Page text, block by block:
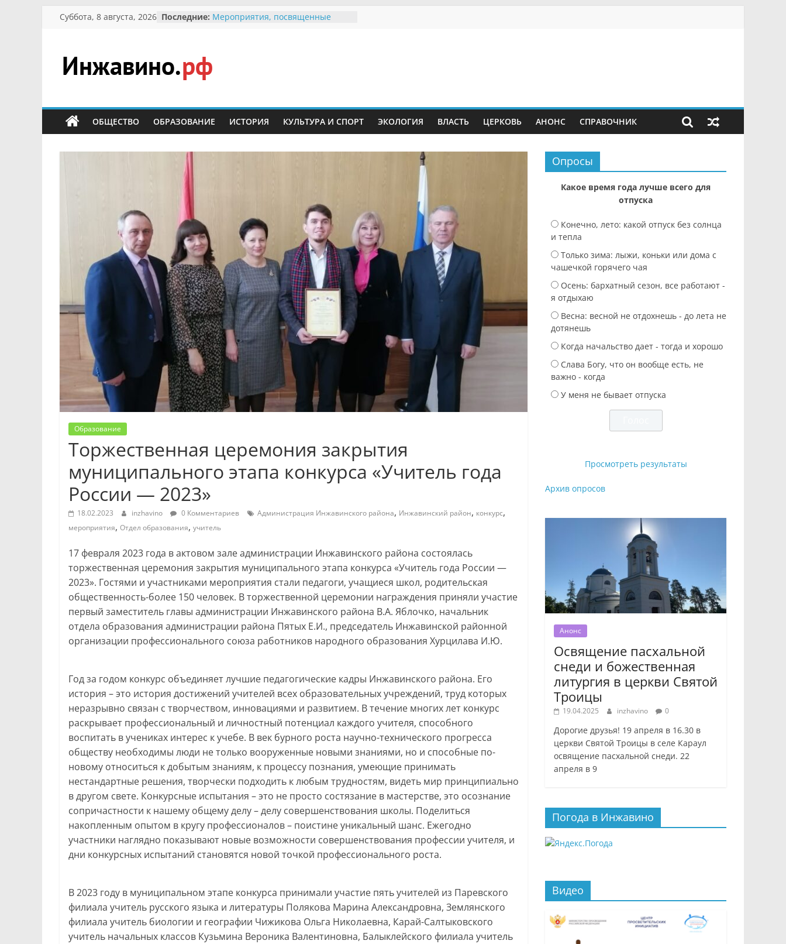
Перейти
Суббота, 8 августа, 2026 Последние: Мероприятия, посвященные
Безопасность в сети Интернет
Ученики приняли участие в
мероприятии «Сохраним
Инжавино.рф
сельский
портал
ОБЩЕСТВО ОБРАЗОВАНИЕ ИСТОРИЯ КУЛЬТУРА И СПОРТ ЭКОЛОГИЯ ВЛАСТЬ ЦЕРКОВЬ АНОНС СПРАВОЧНИК
Образование
Торжественная церемония закрытия
муниципального этапа конкурса «Учитель года
России — 2023»
18.02.2023 inzhavino 0 Комментариев Администрация Инжавинского района, Инжавинский район, конкурс,
мероприятия, Отдел образования, учитель
17 февраля 2023 года в актовом зале администрации Инжавинского района состоялась
торжественная церемония закрытия муниципального этапа конкурса «Учитель года России —
2023». Гостями и участниками мероприятия стали педагоги, учащиеся школ, родительская
общественность-более 150 человек. В торжественной церемонии награждения приняли участие
первый заместитель главы администрации Инжавинского района В.А. Яблочко, начальник
отдела образования администрации района Пятых Е.И., председатель Инжавинской районной
организации профессионального союза работников народного образования Хурцилава И.Ю.
Год за годом конкурс объединяет лучшие педагогические кадры Инжавинского района. Его
история – это история достижений учителей всех образовательных учреждений, труд которых
неразрывно связан с творчеством, инновациями и развитием. В течение многих лет конкурс
раскрывает профессиональный и личностный потенциал каждого учителя, способного
воспитать в учениках интерес к учебе. В век бурного роста научно-технического прогресса
обществу необходимы люди не только вооруженные новыми знаниями, но и способные по-
новому относиться к добытым знаниям, к процессу познания, умеющие принимать
нестандартные решения, творчески подходить к любым трудностям, видеть мир принципиально
в другом свете. Конкурсные испытания – это не просто состязание в мастерстве, это осознание
сопричастности к нашему общему делу – делу совершенствования школы. Поделиться
накопленным опытом в кругу профессионалов – поистине уникальный шанс. Ежегодно
участники наглядно показывают новые возможности совершенствования профессии учителя, и
дни конкурсных испытаний становятся новой точкой профессионального роста.
В 2023 году в муниципальном этапе конкурса принимали участие пять учителей из Паревского
филиала учитель русского языка и литературы Полякова Марина Александровна, Землянского
филиала учитель биологии и географии Чижикова Ольга Николаевна, Карай-Салтыковского
учитель начальных классов Кузьмина Вероника Валентиновна, Балыклейского филиала учитель
Опросы
Какое время года лучше всего для
отпуска
Конечно, лето: какой отпуск без солнца
и тепла
Только зима: лыжи, коньки или дома с
чашечкой горячего чая
Осень: бархатный сезон, все работают -
я отдыхаю
Весна: весной не отдохнешь - до лета не
дотянешь
Когда начальство дает - тогда и хорошо
Слава Богу, что он вообще есть, не
важно - когда
У меня не бывает отпуска
Просмотреть результаты
Архив опросов
Анонс
Освящение пасхальной
снеди и божественная
литургия в церкви Святой
Троицы
19.04.2025 inzhavino 0
Дорогие друзья! 19 апреля в 16.30 в
церкви Святой Троицы в селе Караул
освящение пасхальной снеди. 22
апреля в 9
Погода в Инжавино
Видео